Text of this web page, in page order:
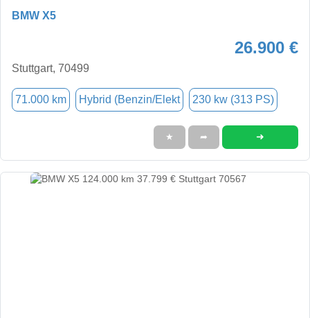
BMW X5
26.900 €
Stuttgart, 70499
71.000 km Hybrid (Benzin/Elekt 230 kw (313 PS)
★ ➦ ➜